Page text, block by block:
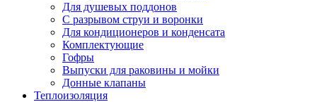
Для душевых поддонов
С разрывом струи и воронки
Для кондиционеров и конденсата
Комплектующие
Гофры
Выпуски для раковины и мойки
Донные клапаны
Теплоизоляция